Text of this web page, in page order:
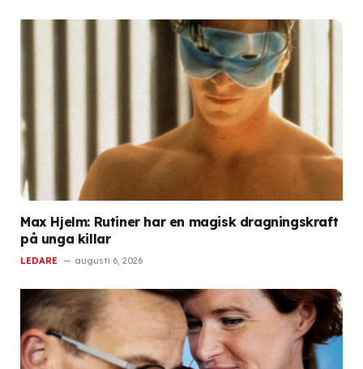
Max Hjelm: Rutiner har en magisk dragningskraft
på unga killar
LEDARE augusti 6, 2026